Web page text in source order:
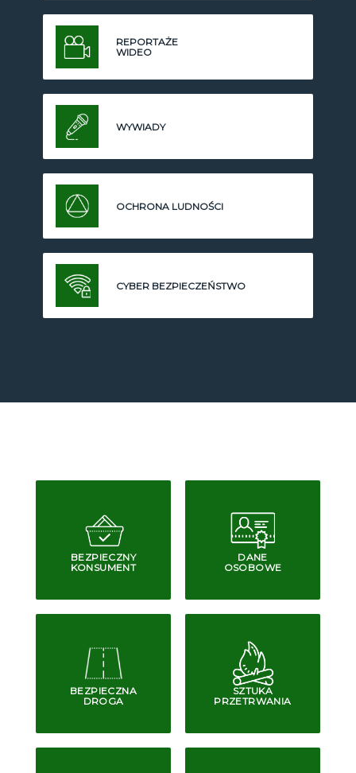
REPORTAŻE
WIDEO
WYWIADY
OCHRONA LUDNOŚCI
CYBER BEZPIECZEŃSTWO
BEZPIECZNY
KONSUMENT
DANE
OSOBOWE
BEZPIECZNA
DROGA
SZTUKA
PRZETRWANIA